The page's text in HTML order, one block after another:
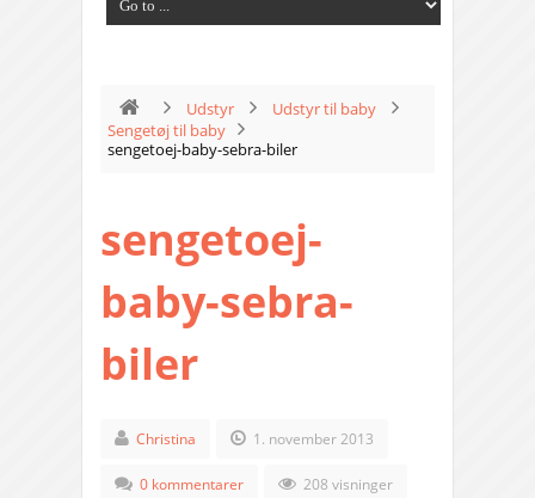
Udstyr
Udstyr til baby
Sengetøj til baby
sengetoej-baby-sebra-biler
sengetoej-
baby-sebra-
biler
Christina 1. november 2013
0 kommentarer 208 visninger